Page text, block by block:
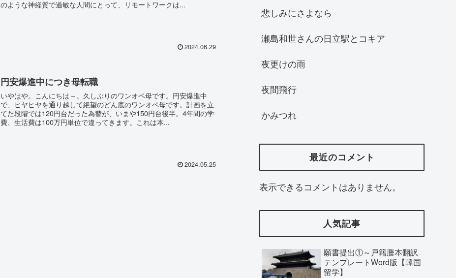
のような神経質で過敏な人間にとって、リモートワークは...
2024.06.29
円安爆進中につき母転職
いやはや。こんにちは～。久しぶりのワンオペ母です。円安爆進中
で、ヒヤヒヤを通り越して絶望のどん底のワンオペ母です。計画を立
てた段階では120円台だった為替が、いまや150円台後半。4年間の学
費、生活費は100万円単位で違ってきます。これは本...
2024.05.25
悲しみにさよなら
瀬島和世さんの日立駅とコキア
夜更けの雨
夜間飛行
かみつれ
最近のコメント
表示できるコメントはありません。
人気記事
願書提出①～戸籍謄本翻訳
テンプレートWord版【韓国
留学】